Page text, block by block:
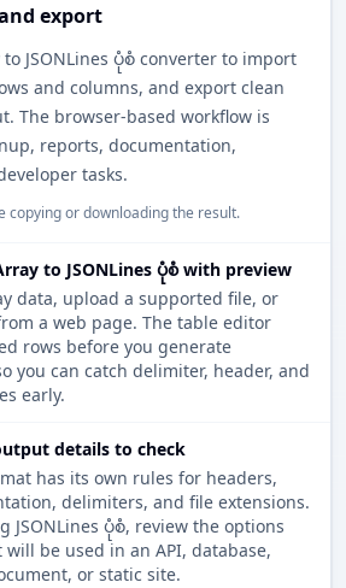
export
to JSONLines ပုံစံ converter to import
and columns, and export clean
The browser-based workflow is
reports, documentation,
tasks.
copying or downloading the result.
to JSONLines ပုံစံ with preview
data, upload a supported file, or
a web page. The table editor
rows before you generate
you can catch delimiter, header, and
early.
details to check
has its own rules for headers,
delimiters, and file extensions.
JSONLines ပုံစံ, review the options
be used in an API, database,
or static site.